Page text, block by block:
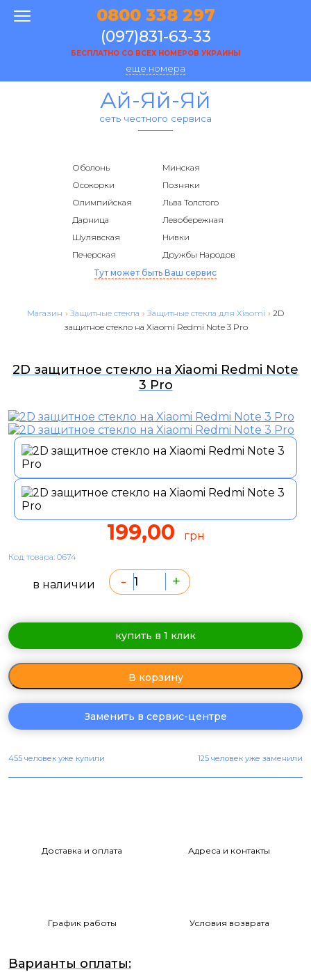
0800 338 297
(097)831-63-33
БЕСПЛАТНО СО ВСЕХ НОМЕРОВ УКРАИНЫ
еще номера
Ай-Яй-Яй
сеть честного сервиса
Оболонь
Минская
Осокорки
Позняки
Олимпийская
Льва Толстого
Дарница
Левобережная
Шулявская
Нивки
Печерская
Дружбы Народов
Тут может быть Ваш сервис
Магазин › Защитные стекла › Защитные стекла для Xiaomi › 2D
защитное стекло на Xiaomi Redmi Note 3 Pro
2D защитное стекло на Xiaomi Redmi Note
3 Pro
199,00 грн
Код товара: 0674
в наличии - +
купить в 1 клик
В корзину
Заменить в сервис-центре
455 человек уже купили 125 человек уже заменили
Доставка и оплата Адреса и контакты
График работы Условия возврата
Варианты оплаты: